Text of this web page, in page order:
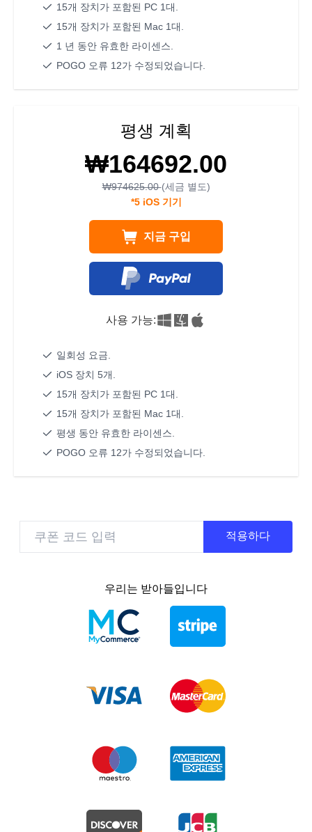
15개 장치가 포함된 PC 1대.
15개 장치가 포함된 Mac 1대.
1 년 동안 유효한 라이센스.
POGO 오류 12가 수정되었습니다.
평생 계획
₩164692.00
₩974625.00(세금 별도)
*5 iOS 기기
지금 구입
사용 가능:
일회성 요금.
iOS 장치 5개.
15개 장치가 포함된 PC 1대.
15개 장치가 포함된 Mac 1대.
평생 동안 유효한 라이센스.
POGO 오류 12가 수정되었습니다.
적용하다
우리는 받아들입니다